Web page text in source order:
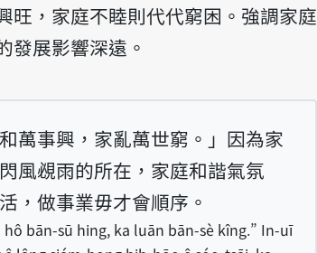
旺，家庭不睦則代代窮困。強調家庭
發展影響深遠。
萬事興，家亂萬世窮。」因為家
風覕雨的所在，家庭和諧氣氛
，做事業毋才會順序。
hô bān-sū hing, ka luān bān-sè kîng.” In-uī